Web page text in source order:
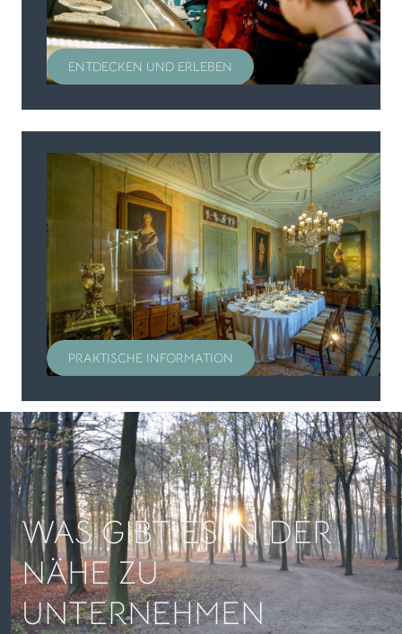
ENTDECKEN UND ERLEBEN
PRAKTISCHE INFORMATION
WAS GIBT ES IN DER
NÄHE ZU
UNTERNEHMEN